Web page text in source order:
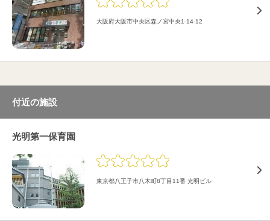
大阪府大阪市中央区森ノ宮中央1-14-12
付近の施設
光明第一保育園
東京都八王子市八木町8丁目11番 光明ビル